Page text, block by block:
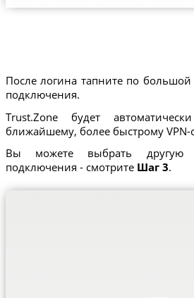
После логина тапните по
подключения.
Trust.Zone будет
ближайшему, более быстрому VPN-
Вы можете выбрать другую
подключения - смотрите Шаг 3.